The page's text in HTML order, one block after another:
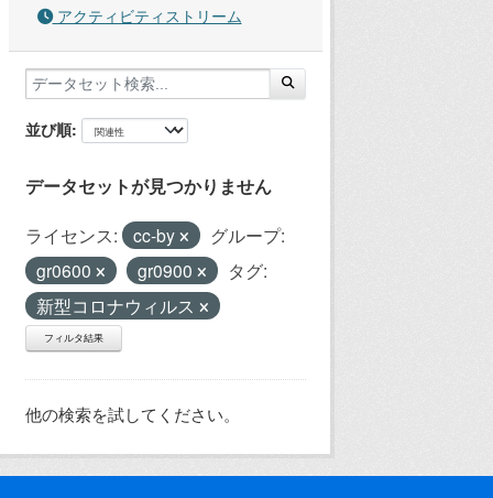
アクティビティストリーム
並び順
データセットが見つかりません
ライセンス: cc-by
グループ:
gr0600
gr0900
タグ:
新型コロナウィルス
フィルタ結果
他の検索を試してください。